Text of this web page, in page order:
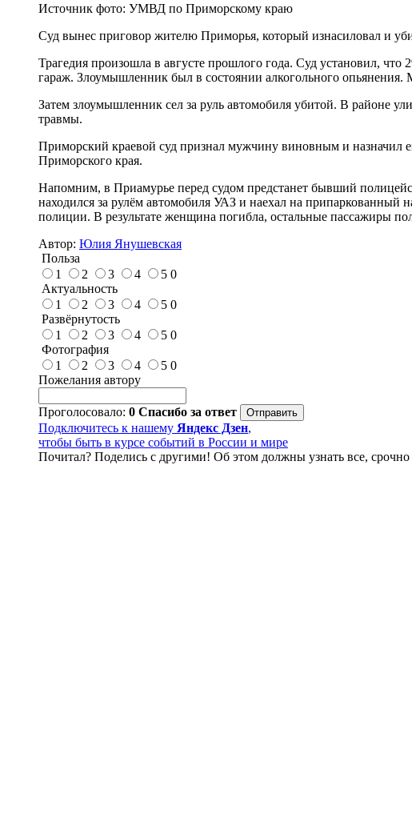
Источник фото: УМВД по Приморскому краю
Суд вынес приговор жителю Приморья, который изнасиловал и
Трагедия произошла в августе прошлого года. Суд установил,
гараж. Злоумышленник был в состоянии алкогольного
Затем злоумышленник сел за руль автомобиля убитой. В районе
травмы.
Приморский краевой суд признал мужчину виновным и назначил
Приморского края.
Напомним, в Приамурье перед судом предстанет бывший
находился за рулём автомобиля УАЗ и наехал на
полиции. В результате женщина погибла, остальные пассажиры
Автор: Юлия Янушевская
Польза
1
2 3 4 5 0
Актуальность
1
2 3 4 5 0
Развёрнутость
1
2 3 4 5 0
Фотография
1
2 3 4 5 0
Пожелания автору
Проголосовало: 0 Спасибо за ответ
Подключитесь к нашему Яндекс Дзен,
чтобы быть в курсе событий в России и мире
Почитал? Поделись с другими! Об этом должны узнать все,